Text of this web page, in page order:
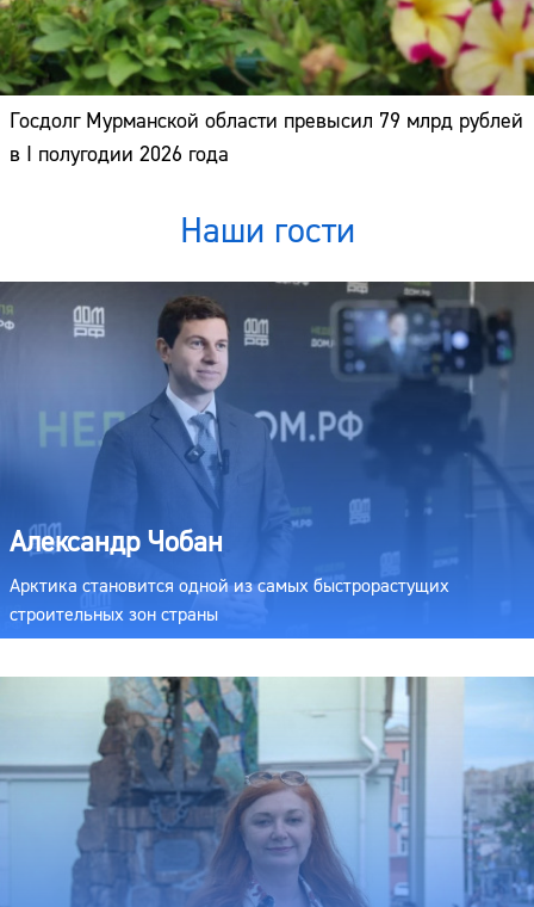
Госдолг Мурманской области превысил 79 млрд рублей
в I полугодии 2026 года
Наши гости
Александр Чобан
Арктика становится одной из самых быстрорастущих
строительных зон страны